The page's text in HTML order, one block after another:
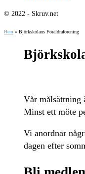
© 2022 - Skruv.net
Hem » Björkskolans Föräldraförening
Vår målsättning
Minst ett möte
Vi anordnar
dagen efter